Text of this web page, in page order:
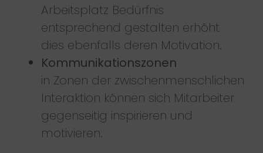
Arbeitsplatz Bedürfnis
entsprechend gestalten erhöht
dies ebenfalls deren Motivation.
Kommunikationszonen
in Zonen der zwischenmenschlichen
Interaktion können sich Mitarbeiter
gegenseitig inspirieren und
motivieren.